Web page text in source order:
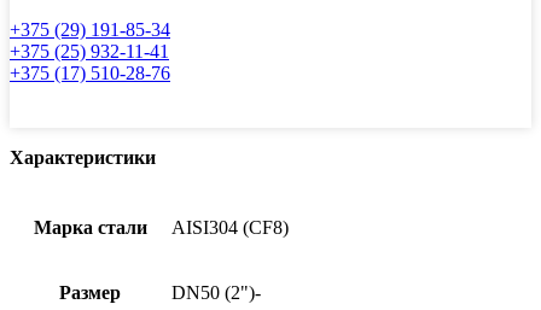
DN50
(2")
(CF8),
+375 (29) 191-85-34
+375 (25) 932-11-41
+375 (17) 510-28-76
Характеристики
Марка стали AISI304 (CF8)
Размер DN50 (2")-